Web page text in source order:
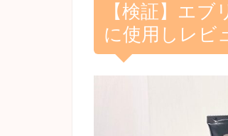
【検証】エ
に使用しレビ